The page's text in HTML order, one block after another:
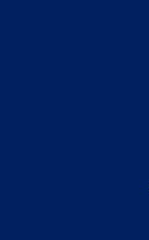
สร้างตัวตนให้ชั
รับ Listing ฝา
วันพุธที่ 12 พ.ย